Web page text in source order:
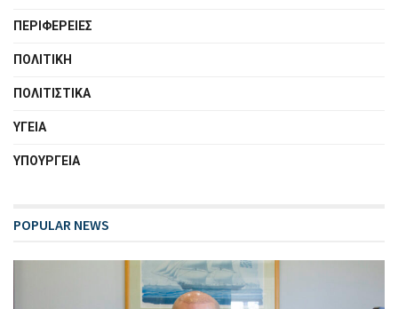
ΠΕΡΙΦΕΡΕΙΕΣ
ΠΟΛΙΤΙΚΗ
ΠΟΛΙΤΙΣΤΙΚΑ
ΥΓΕΙΑ
ΥΠΟΥΡΓΕΙΑ
POPULAR NEWS